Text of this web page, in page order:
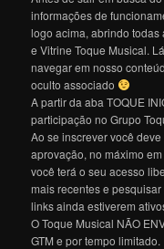
informações de
logo acima, abrindo todas
e Vitrine Toque Musical.
navegar em nosso
oculto associado
A partir da aba TOQUE
participação no Grupo
Ao se inscrever você
aprovação, no máximo
você terá o seu acesso
mais recentes e
links ainda estiverem
O Toque Musical NÃO
GTM e por tempo limitado.